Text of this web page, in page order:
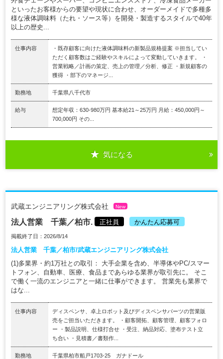
といったお客様からの要望や現状に合わせ、オーダーメイドで多種多
様な液体調味料（たれ・ソース等）を開発・製造するスタイルで40年
以上の歴史...
仕事内容
・既存顧客に向けた液体調味料の新製品規格提案 ※担当してい
ただく顧客数はご経験やスキルによって変動していきます。 ・
営業戦略／計画の策定、売上の管理／分析、修正 ・新規顧客の
獲得 ・部下のマネージ...
勤務地 千葉県八千代市
給与
想定年収：630-980万円 基本給21～25万円 月給：450,000円～
700,000円 その...
気になる
武蔵エンジニアリング株式会社 New
法人営業 千葉／柏市. 正社員 かんたん応募可
掲載終了日：2026/8/14
法人営業 千葉／柏市/武蔵エンジニアリング株式会社
(1)多業界・約1万社との取引： 大手企業を含め、半導体やPC/スマー
トフォン、自動車、医療、食品まであらゆる業界が取引先に。 そこ
で働く一流のエンジニアと一緒に仕事ができます。 営業先も業界で
はな...
仕事内容
ディスペンサ、卓上ロボット及びディスペンサパーツの営業販
売をご担当いただきます。 ・顧客開拓、顧客管理、顧客フォロ
ー ・製品説明、仕様打合せ ・受注、納品対応、塗布テスト立
ち合い ・見積書／書類作...
勤務地 千葉県柏市船戸1703-25 ガナドール